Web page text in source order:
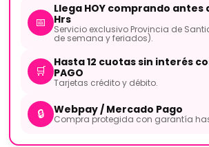
📅
Llega HOY comprando antes
Hrs
Servicio exclusivo Provincia de
de semana y feriados).
🛒
Hasta 12 cuotas sin interés
PAGO
Tarjetas crédito y débito.
🔒 Webpay / Mercado Pago
Compra protegida con garantía